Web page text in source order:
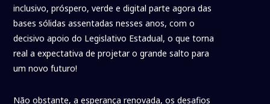
inclusivo, próspero, verde e digital parte agora das
bases sólidas assentadas nesses anos, com o
decisivo apoio do Legislativo Estadual, o que torna
real a expectativa de projetar o grande salto para
um novo futuro!
Não obstante, a esperança renovada, os desafios